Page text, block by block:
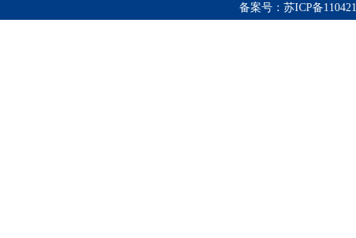
备案号： 苏ICP备